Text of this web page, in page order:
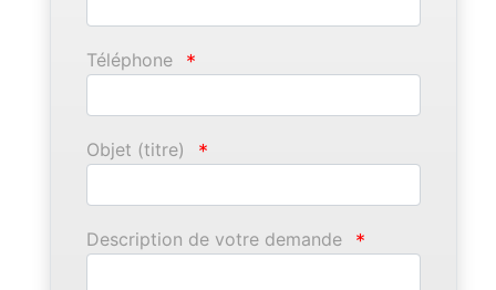
Téléphone *
Objet (titre) *
Description de votre demande *